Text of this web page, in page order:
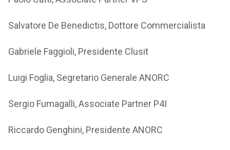
Salvatore De Benedictis, Dottore Commercialista
Gabriele Faggioli, Presidente Clusit
Luigi Foglia, Segretario Generale ANORC
Sergio Fumagalli, Associate Partner P4I
Riccardo Genghini, Presidente ANORC